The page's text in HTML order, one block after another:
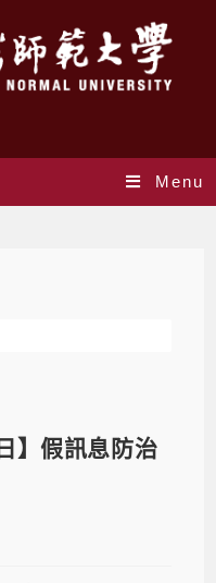
Menu
】假訊息防治